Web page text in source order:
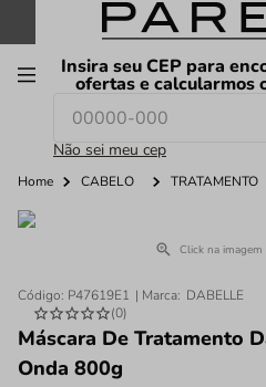
FRETE GRÁTIS nas
Insira seu CEP para
ofertas e calcularmos
Não sei meu cep
O que você procura hoje?
Home CABELO TRATAMENTO
Click na
Código: P47619E1
DABELLE
(0)
Máscara De Tratamento
Onda 800g